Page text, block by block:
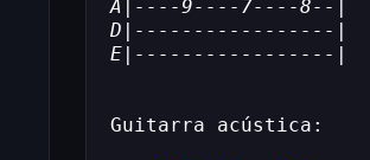
A|----9----7----8--|
D|-----------------|
E|-----------------|
Guitarra acústica: